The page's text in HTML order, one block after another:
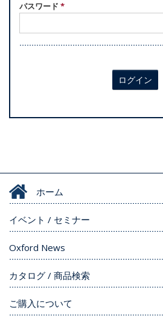
パスワード *
ログイン
ホーム
イベント / セミナー
Oxford News
カタログ / 商品検索
ご購入について